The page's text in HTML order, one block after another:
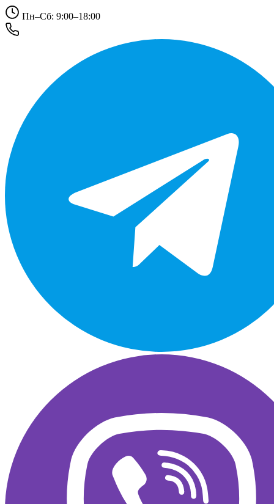
Пн–Сб: 9:00–18:00